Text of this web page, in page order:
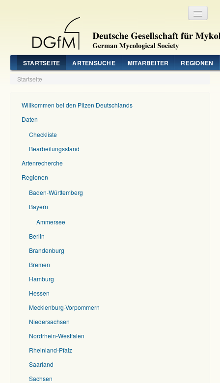
STARTSEITE ARTENSUCHE MITARBEITER REGIONEN
Startseite
Willkommen bei den Pilzen Deutschlands
Daten
Checkliste
Bearbeitungsstand
Artenrecherche
Regionen
Baden-Württemberg
Bayern
Ammersee
Berlin
Brandenburg
Bremen
Hamburg
Hessen
Mecklenburg-Vorpommern
Niedersachsen
Nordrhein-Westfalen
Rheinland-Pfalz
Saarland
Sachsen